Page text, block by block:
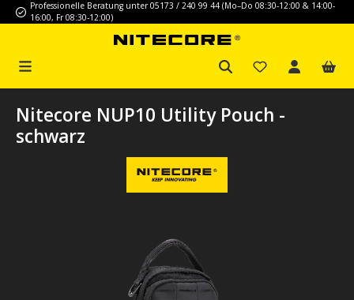
Zum Hauptinhalt springen
Professionelle Beratung unter 05173 / 240 99 44 (Mo–Do 08:30-12:00 & 14:00-
16:00, Fr 08:30-12:00)
Nitecore NUP10 Utility Pouch -
schwarz